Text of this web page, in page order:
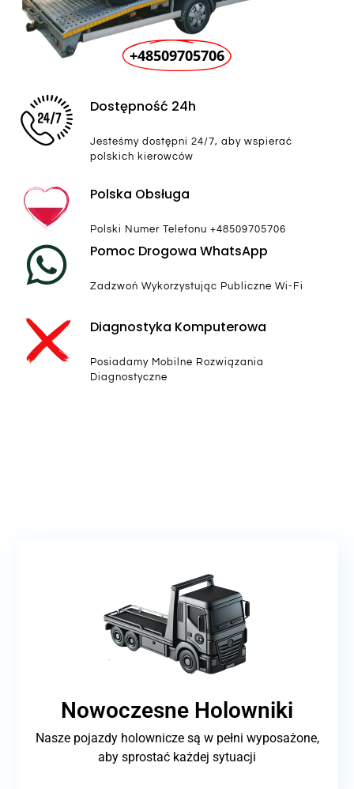
+48509705706
Dostępność 24h
Jesteśmy dostępni 24/7, aby wspierać
polskich kierowców
Polska Obsługa
Polski Numer Telefonu +48509705706
Pomoc Drogowa WhatsApp
Zadzwoń Wykorzystując Publiczne Wi-Fi
Diagnostyka Komputerowa
Posiadamy Mobilne Rozwiązania
Diagnostyczne
Nowoczesne Holowniki
Nasze pojazdy holownicze są w pełni wyposażone,
aby sprostać każdej sytuacji